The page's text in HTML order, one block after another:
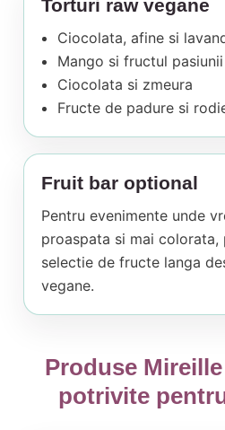
Torturi raw vegane
Ciocolata, afine si
Mango si fructul pasiunii
Ciocolata si zmeura
Fructe de padure si
Fruit bar optional
Pentru evenimente unde
proaspata si mai colorata,
selectie de fructe langa
vegane.
Produse
potrivite